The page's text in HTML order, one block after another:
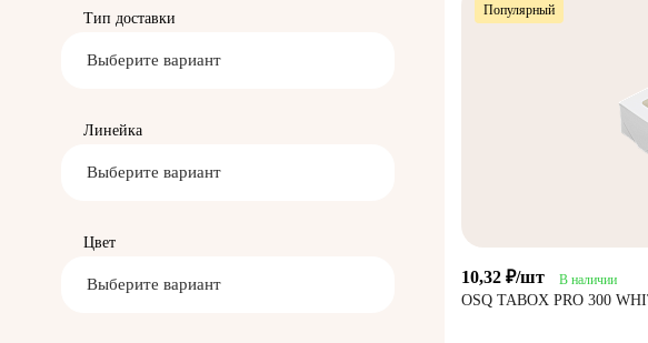
Тип доставки
Выберите вариант
Линейка
Выберите вариант
Цвет
Выберите вариант
Популярный
10,32 ₽/шт В наличии
OSQ TABOX PRO 300